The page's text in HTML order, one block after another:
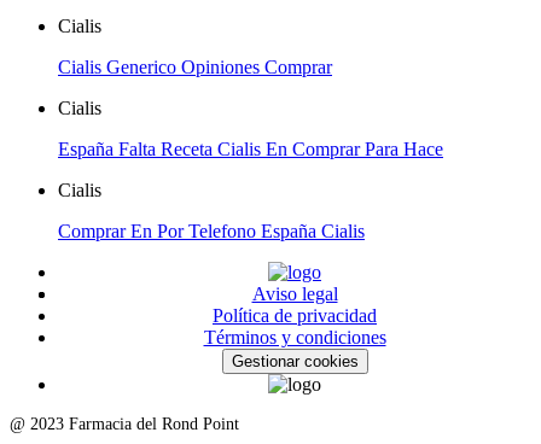
Cialis
Cialis Generico Opiniones Comprar
Cialis
España Falta Receta Cialis En Comprar Para Hace
Cialis
Comprar En Por Telefono España Cialis
Aviso legal
Política de privacidad
Términos y condiciones
Gestionar cookies
@ 2023 Farmacia del Rond Point